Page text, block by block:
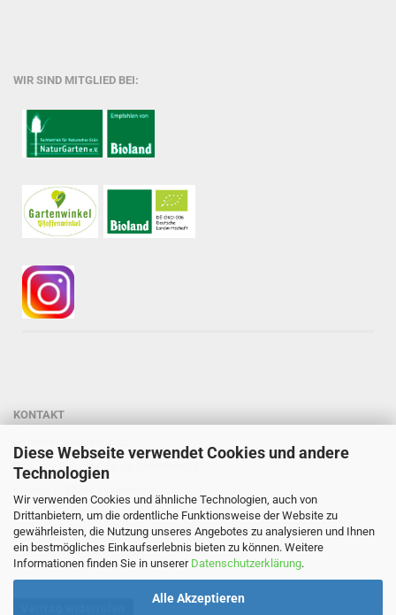
Diese Webseite verwendet Cookies und andere
Technologien
Wir verwenden Cookies und ähnliche Technologien, auch von
Drittanbietern, um die ordentliche Funktionsweise der Website zu
gewährleisten, die Nutzung unseres Angebotes zu analysieren und Ihnen
ein bestmögliches Einkaufserlebnis bieten zu können. Weitere
Informationen finden Sie in unserer Datenschutzerklärung.
Alle Akzeptieren
WIR SIND MITGLIED BEI:
KONTAKT
Dipl.-Ing. Susanne Spatz-Behmenburg
Tel: 0 88 03 - 47 80 900
Mail: info@staudenspatz.de